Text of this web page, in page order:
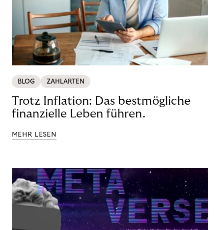
BLOG ZAHLARTEN
Trotz Inflation: Das bestmögliche
finanzielle Leben führen.
MEHR LESEN